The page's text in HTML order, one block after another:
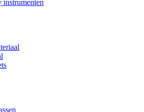
instrumenten